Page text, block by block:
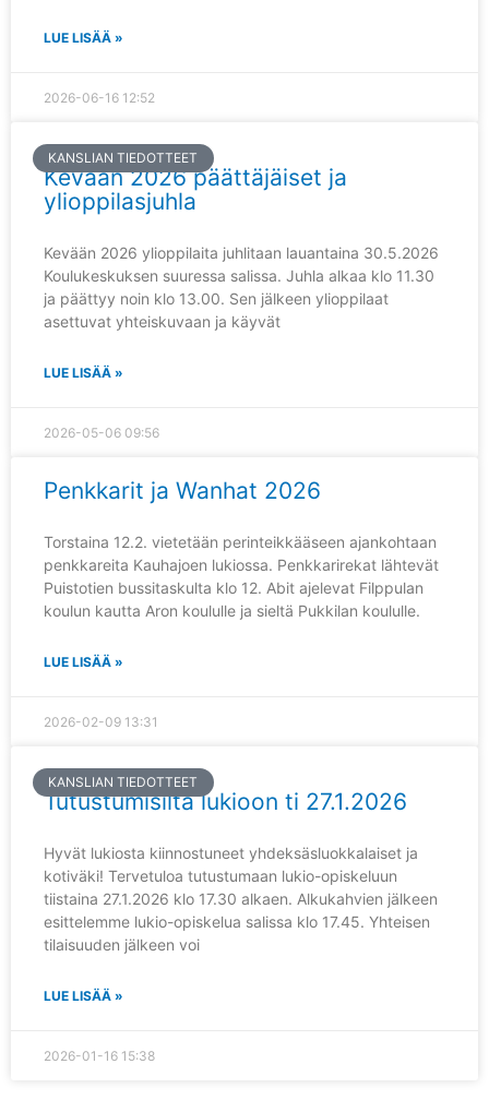
LUE LISÄÄ »
2026-06-16 12:52
KANSLIAN TIEDOTTEET
Kevään 2026 päättäjäiset ja
ylioppilasjuhla
Kevään 2026 ylioppilaita juhlitaan lauantaina 30.5.2026
Koulukeskuksen suuressa salissa. Juhla alkaa klo 11.30
ja päättyy noin klo 13.00. Sen jälkeen ylioppilaat
asettuvat yhteiskuvaan ja käyvät
LUE LISÄÄ »
2026-05-06 09:56
Penkkarit ja Wanhat 2026
Torstaina 12.2. vietetään perinteikkääseen ajankohtaan
penkkareita Kauhajoen lukiossa. Penkkarirekat lähtevät
Puistotien bussitaskulta klo 12. Abit ajelevat Filppulan
koulun kautta Aron koululle ja sieltä Pukkilan koululle.
LUE LISÄÄ »
2026-02-09 13:31
KANSLIAN TIEDOTTEET
Tutustumisilta lukioon ti 27.1.2026
Hyvät lukiosta kiinnostuneet yhdeksäsluokkalaiset ja
kotiväki! Tervetuloa tutustumaan lukio-opiskeluun
tiistaina 27.1.2026 klo 17.30 alkaen. Alkukahvien jälkeen
esittelemme lukio-opiskelua salissa klo 17.45. Yhteisen
tilaisuuden jälkeen voi
LUE LISÄÄ »
2026-01-16 15:38